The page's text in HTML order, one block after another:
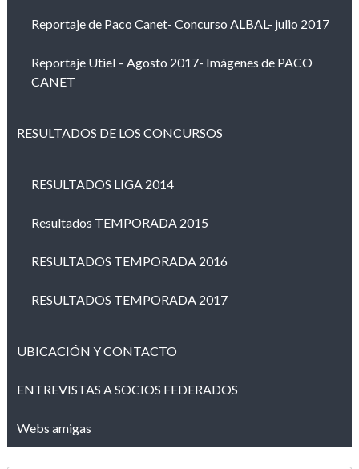
Reportaje de Paco Canet- Concurso ALBAL- julio 2017
Reportaje Utiel – Agosto 2017- Imágenes de PACO
CANET
RESULTADOS DE LOS CONCURSOS
RESULTADOS LIGA 2014
Resultados TEMPORADA 2015
RESULTADOS TEMPORADA 2016
RESULTADOS TEMPORADA 2017
UBICACIÓN Y CONTACTO
ENTREVISTAS A SOCIOS FEDERADOS
Webs amigas